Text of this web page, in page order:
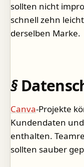
sollten nicht
schnell zehn
derselben Marke.
Canva-Projekte
Kundendaten
enthalten.
sollten sauber